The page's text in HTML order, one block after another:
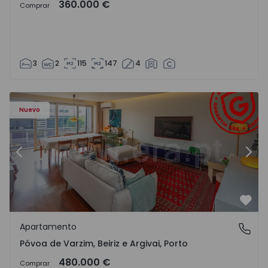
Comprar 360.000 €
3 2 115 147 4
Nuevo
e Argivai - 1574602 - 20
Apartamento T3 Póvoa de Varzim, Póvoa de Varzim,
Anterior
Póvoa de Varzim, Beiriz e Argivai, Porto
Apartamento
Póvoa de Varzim, Beiriz e Argivai, Porto
Comprar 480.000 €